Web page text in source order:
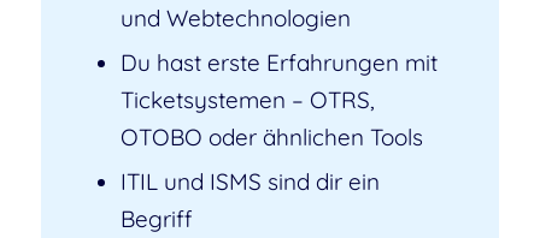
und Webtechnologien
Du hast erste Erfahrungen mit
Ticketsystemen – OTRS,
OTOBO oder ähnlichen Tools
ITIL und ISMS sind dir ein
Begriff